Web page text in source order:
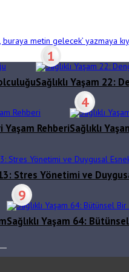
metin gelecek’ yazmaya
1
Sağlıklı Yaşam 22:
4
Sağlıklı
Yaşam Rehberi
Stres Yönetimi ve
9
Sağlıklı Yaşam 64: